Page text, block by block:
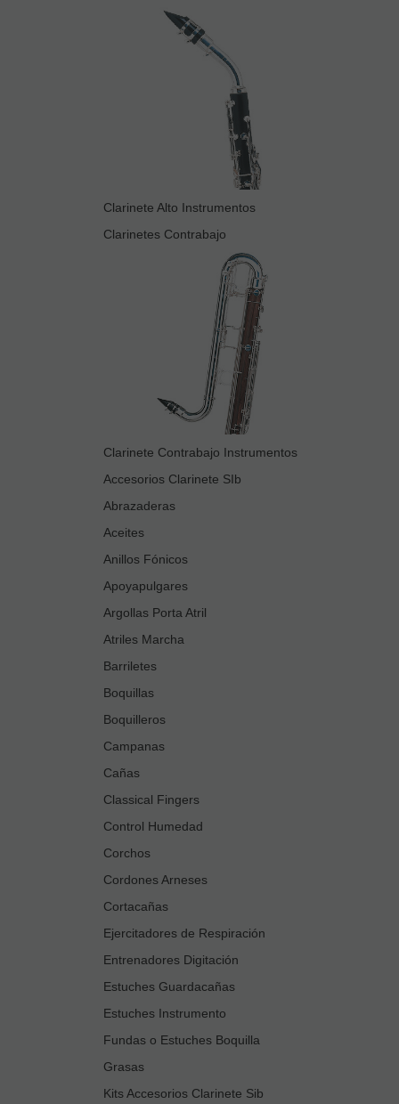
Clarinete Alto Instrumentos
Clarinetes Contrabajo
Clarinete Contrabajo Instrumentos
Accesorios Clarinete SIb
Abrazaderas
Aceites
Anillos Fónicos
Apoyapulgares
Argollas Porta Atril
Atriles Marcha
Barriletes
Boquillas
Boquilleros
Campanas
Cañas
Classical Fingers
Control Humedad
Corchos
Cordones Arneses
Cortacañas
Ejercitadores de Respiración
Entrenadores Digitación
Estuches Guardacañas
Estuches Instrumento
Fundas o Estuches Boquilla
Grasas
Kits Accesorios Clarinete Sib